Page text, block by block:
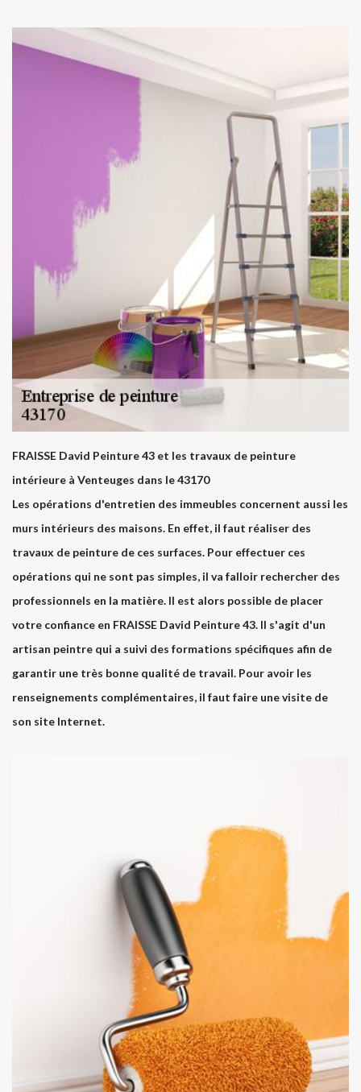
FRAISSE David Peinture 43 et les travaux de peinture
intérieure à Venteuges dans le 43170
Les opérations d'entretien des immeubles concernent aussi les
murs intérieurs des maisons. En effet, il faut réaliser des
travaux de peinture de ces surfaces. Pour effectuer ces
opérations qui ne sont pas simples, il va falloir rechercher des
professionnels en la matière. Il est alors possible de placer
votre confiance en FRAISSE David Peinture 43. Il s'agit d'un
artisan peintre qui a suivi des formations spécifiques afin de
garantir une très bonne qualité de travail. Pour avoir les
renseignements complémentaires, il faut faire une visite de
son site Internet.